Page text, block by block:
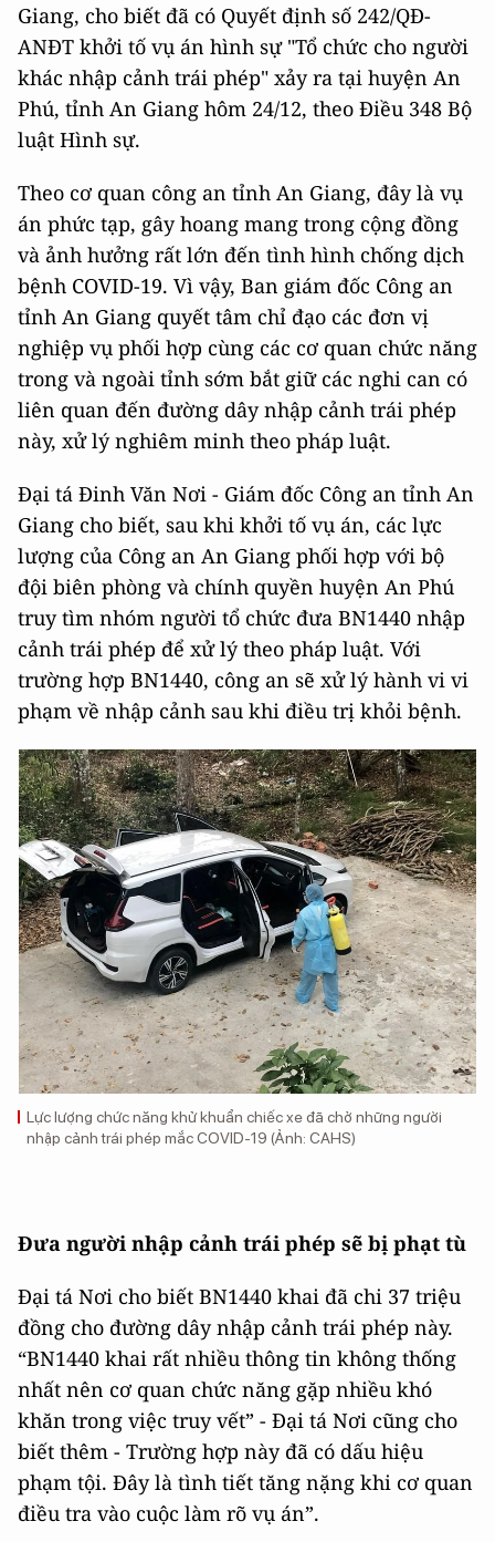
Giang, cho biết đã có Quyết định số 242/QĐ-
ANĐT khởi tố vụ án hình sự "Tổ chức cho người
khác nhập cảnh trái phép" xảy ra tại huyện An
Phú, tỉnh An Giang hôm 24/12, theo Điều 348 Bộ
luật Hình sự.
Theo cơ quan công an tỉnh An Giang, đây là vụ
án phức tạp, gây hoang mang trong cộng đồng
và ảnh hưởng rất lớn đến tình hình chống dịch
bệnh COVID-19. Vì vậy, Ban giám đốc Công an
tỉnh An Giang quyết tâm chỉ đạo các đơn vị
nghiệp vụ phối hợp cùng các cơ quan chức năng
trong và ngoài tỉnh sớm bắt giữ các nghi can có
liên quan đến đường dây nhập cảnh trái phép
này, xử lý nghiêm minh theo pháp luật.
Đại tá Đinh Văn Nơi - Giám đốc Công an tỉnh An
Giang cho biết, sau khi khởi tố vụ án, các lực
lượng của Công an An Giang phối hợp với bộ
đội biên phòng và chính quyền huyện An Phú
truy tìm nhóm người tổ chức đưa BN1440 nhập
cảnh trái phép để xử lý theo pháp luật. Với
trường hợp BN1440, công an sẽ xử lý hành vi vi
phạm về nhập cảnh sau khi điều trị khỏi bệnh.
Lực lượng chức năng khử khuẩn chiếc xe đã chở những người
nhập cảnh trái phép mắc COVID-19 (Ảnh: CAHS)
Đưa người nhập cảnh trái phép sẽ bị phạt tù
Đại tá Nơi cho biết BN1440 khai đã chi 37 triệu
đồng cho đường dây nhập cảnh trái phép này.
“BN1440 khai rất nhiều thông tin không thống
nhất nên cơ quan chức năng gặp nhiều khó
khăn trong việc truy vết” - Đại tá Nơi cũng cho
biết thêm - Trường hợp này đã có dấu hiệu
phạm tội. Đây là tình tiết tăng nặng khi cơ quan
điều tra vào cuộc làm rõ vụ án”.